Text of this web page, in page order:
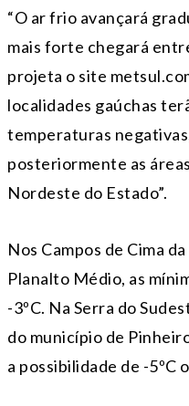
“O ar frio avançará
mais forte chegará
projeta o site
localidades gaúchas
temperaturas
posteriormente as
Nordeste do Estado”.
Nos Campos de Cima
Planalto Médio, as
-3ºC. Na Serra do
do município de
a possibilidade de -5ºC